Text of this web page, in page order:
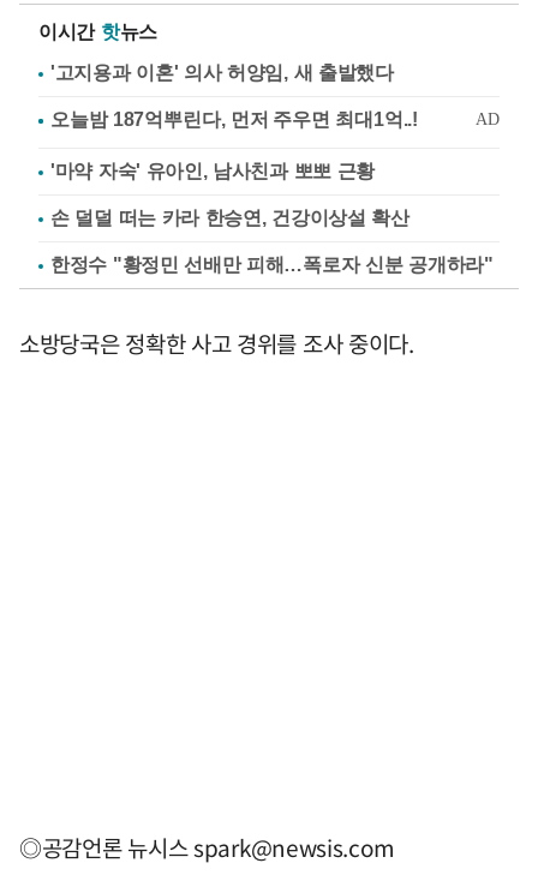
이시간 핫뉴스
'고지용과 이혼' 의사 허양임, 새 출발했다
'마약 자숙' 유아인, 남사친과 뽀뽀 근황
손 덜덜 떠는 카라 한승연, 건강이상설 확산
한정수 "황정민 선배만 피해…폭로자 신분 공개하라"
소방당국은 정확한 사고 경위를 조사 중이다.
◎공감언론 뉴시스spark@newsis.com